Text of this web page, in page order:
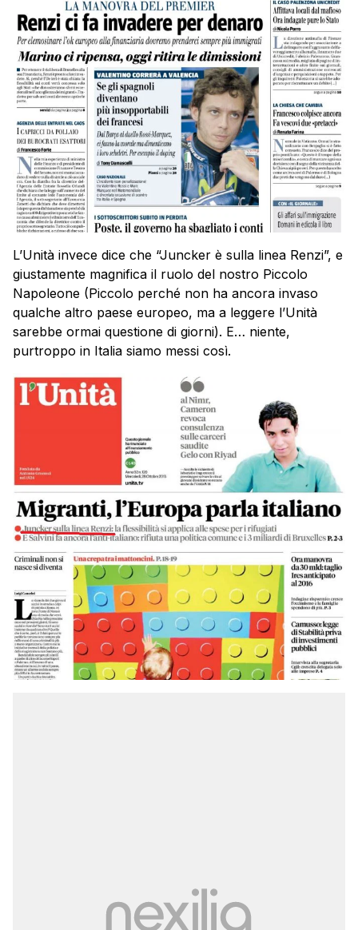
L’Unità invece dice che “Juncker è sulla linea Renzi”, e
giustamente magnifica il ruolo del nostro Piccolo
Napoleone (Piccolo perché non ha ancora invaso
qualche altro paese europeo, ma a leggere l’Unità
sarebbe ormai questione di giorni). E… niente,
purtroppo in Italia siamo messi così.